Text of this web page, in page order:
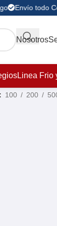
Envío todo
Nosotros
Linea Frio
100 200